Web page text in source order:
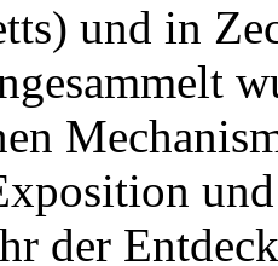
und in
der